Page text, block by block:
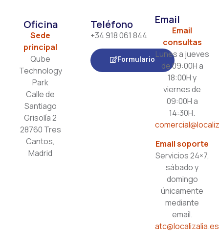
Oficina
Sede
principal
Qube
Technology
Park
Calle de
Santiago
Grisolía 2
28760 Tres
Cantos,
Madrid
Teléfono
+34 918 061 844
Formulario
Email
Email
consultas
Lunes a jueves
de 09:00H a
18:00H y
viernes de
09:00H a
14:30H.
Email soporte
Servicios 24×7,
sábado y
domingo
únicamente
mediante
email.
atc@localizalia.es